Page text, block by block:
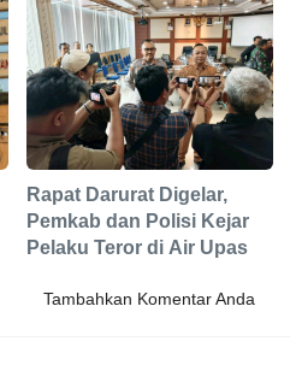
Rapat Darurat Digelar,
Pemkab dan Polisi Kejar
Pelaku Teror di Air Upas
Tambahkan Komentar Anda